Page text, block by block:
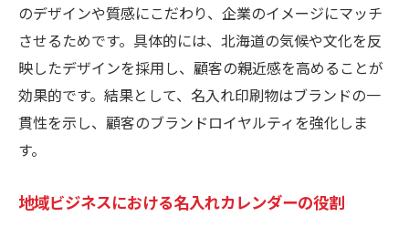
ンド構築
地域密着型ブランド作りに名入れカレンダ
ーが最適な理由
オリジナリティ重視の名入れカレンダー活用術
独自デザインの名入れカレンダーで印象を
顧客満足度を高める名入れカレンダーの工
のデザインや質感にこだわり、企業のイメージにマッチ
させるためです。具体的には、北海道の気候や文化を反
映したデザインを採用し、顧客の親近感を高めることが
効果的です。結果として、名入れ印刷物はブランドの一
貫性を示し、顧客のブランドロイヤルティを強化しま
す。
地域ビジネスにおける名入れカレンダーの役割